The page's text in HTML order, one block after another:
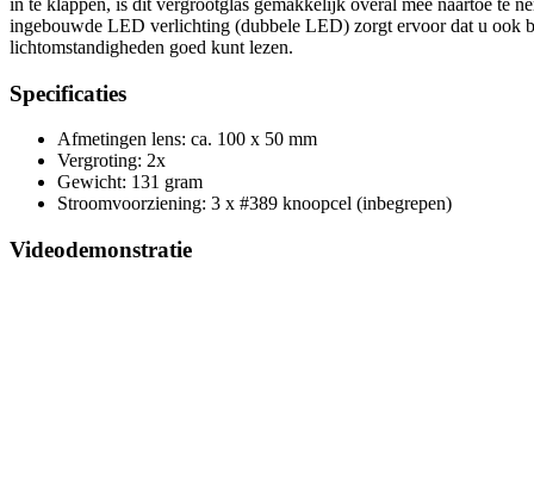
in te klappen, is dit vergrootglas gemakkelijk overal mee naartoe te
ingebouwde LED verlichting (dubbele LED) zorgt ervoor dat u ook
lichtomstandigheden goed kunt lezen.
Specificaties
Afmetingen lens: ca. 100 x 50 mm
Vergroting: 2x
Gewicht: 131 gram
Stroomvoorziening: 3 x #389 knoopcel (inbegrepen)
Videodemonstratie